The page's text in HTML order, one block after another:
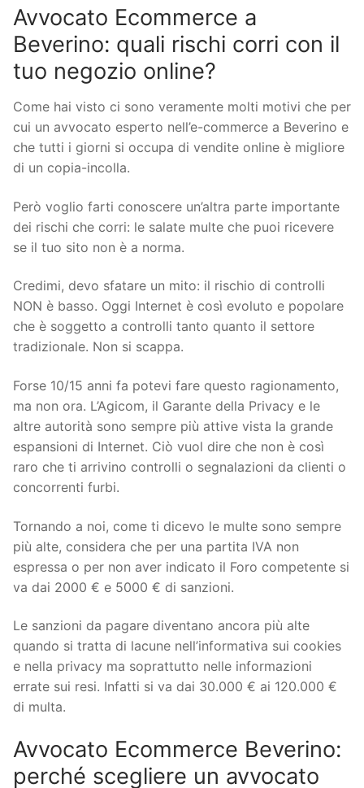
Avvocato Ecommerce a
Beverino: quali rischi corri con il
tuo negozio online?
Come hai visto ci sono veramente molti motivi che per
cui un avvocato esperto nell’e-commerce a Beverino e
che tutti i giorni si occupa di vendite online è migliore
di un copia-incolla.
Però voglio farti conoscere un’altra parte importante
dei rischi che corri: le salate multe che puoi ricevere
se il tuo sito non è a norma.
Credimi, devo sfatare un mito: il rischio di controlli
NON è basso. Oggi Internet è così evoluto e popolare
che è soggetto a controlli tanto quanto il settore
tradizionale. Non si scappa.
Forse 10/15 anni fa potevi fare questo ragionamento,
ma non ora. L’Agicom, il Garante della Privacy e le
altre autorità sono sempre più attive vista la grande
espansioni di Internet. Ciò vuol dire che non è così
raro che ti arrivino controlli o segnalazioni da clienti o
concorrenti furbi.
Tornando a noi, come ti dicevo le multe sono sempre
più alte, considera che per una partita IVA non
espressa o per non aver indicato il Foro competente si
va dai 2000 € e 5000 € di sanzioni.
Le sanzioni da pagare diventano ancora più alte
quando si tratta di lacune nell’informativa sui cookies
e nella privacy ma soprattutto nelle informazioni
errate sui resi. Infatti si va dai 30.000 € ai 120.000 €
di multa.
Avvocato Ecommerce Beverino:
perché scegliere un avvocato